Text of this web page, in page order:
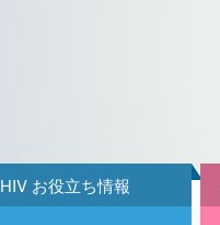
HIV お役立ち情報